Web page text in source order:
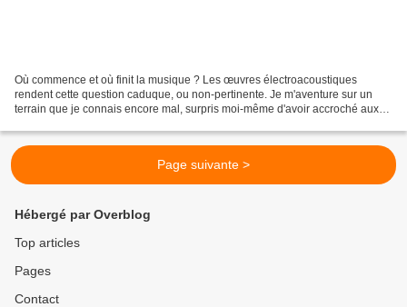
Où commence et où finit la musique ? Les œuvres électroacoustiques
rendent cette question caduque, ou non-pertinente. Je m'aventure sur un
terrain que je connais encore mal, surpris moi-même d'avoir accroché aux
Page suivante >
Hébergé par Overblog
Top articles
Pages
Contact